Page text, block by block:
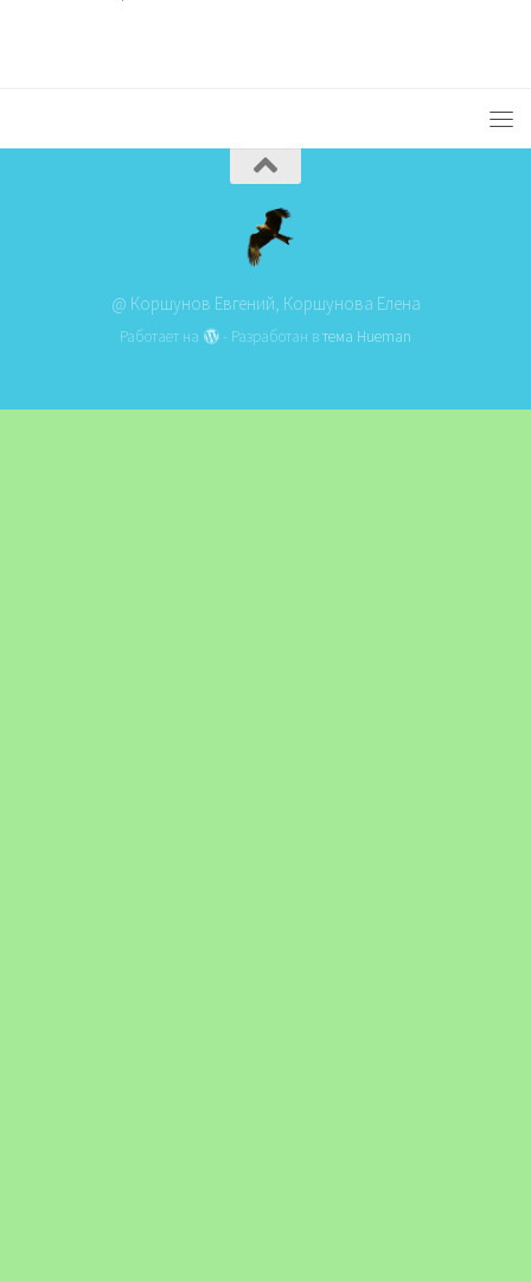
@ Коршунов Евгений, Коршунова Елена
Работает на - Разработан втема Hueman